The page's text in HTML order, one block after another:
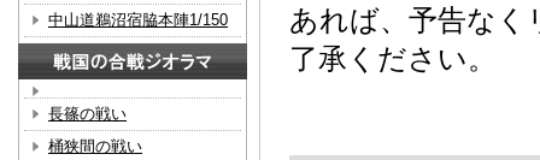
あれば、予告な
了承ください。
中山道鵜沼宿脇本陣1/150
長篠の戦い
桶狭間の戦い